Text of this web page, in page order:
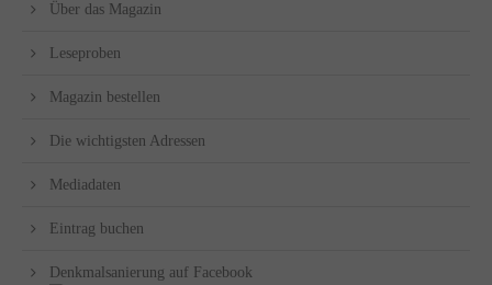
Über das Magazin
Leseproben
Magazin bestellen
Die wichtigsten Adressen
Mediadaten
Eintrag buchen
Denkmalsanierung auf Facebook